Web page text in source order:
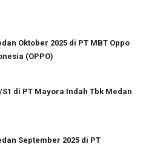
Oktober 2025 di PT MBT Oppo
(OPPO)
di PT Mayora Indah Tbk Medan
September 2025 di PT